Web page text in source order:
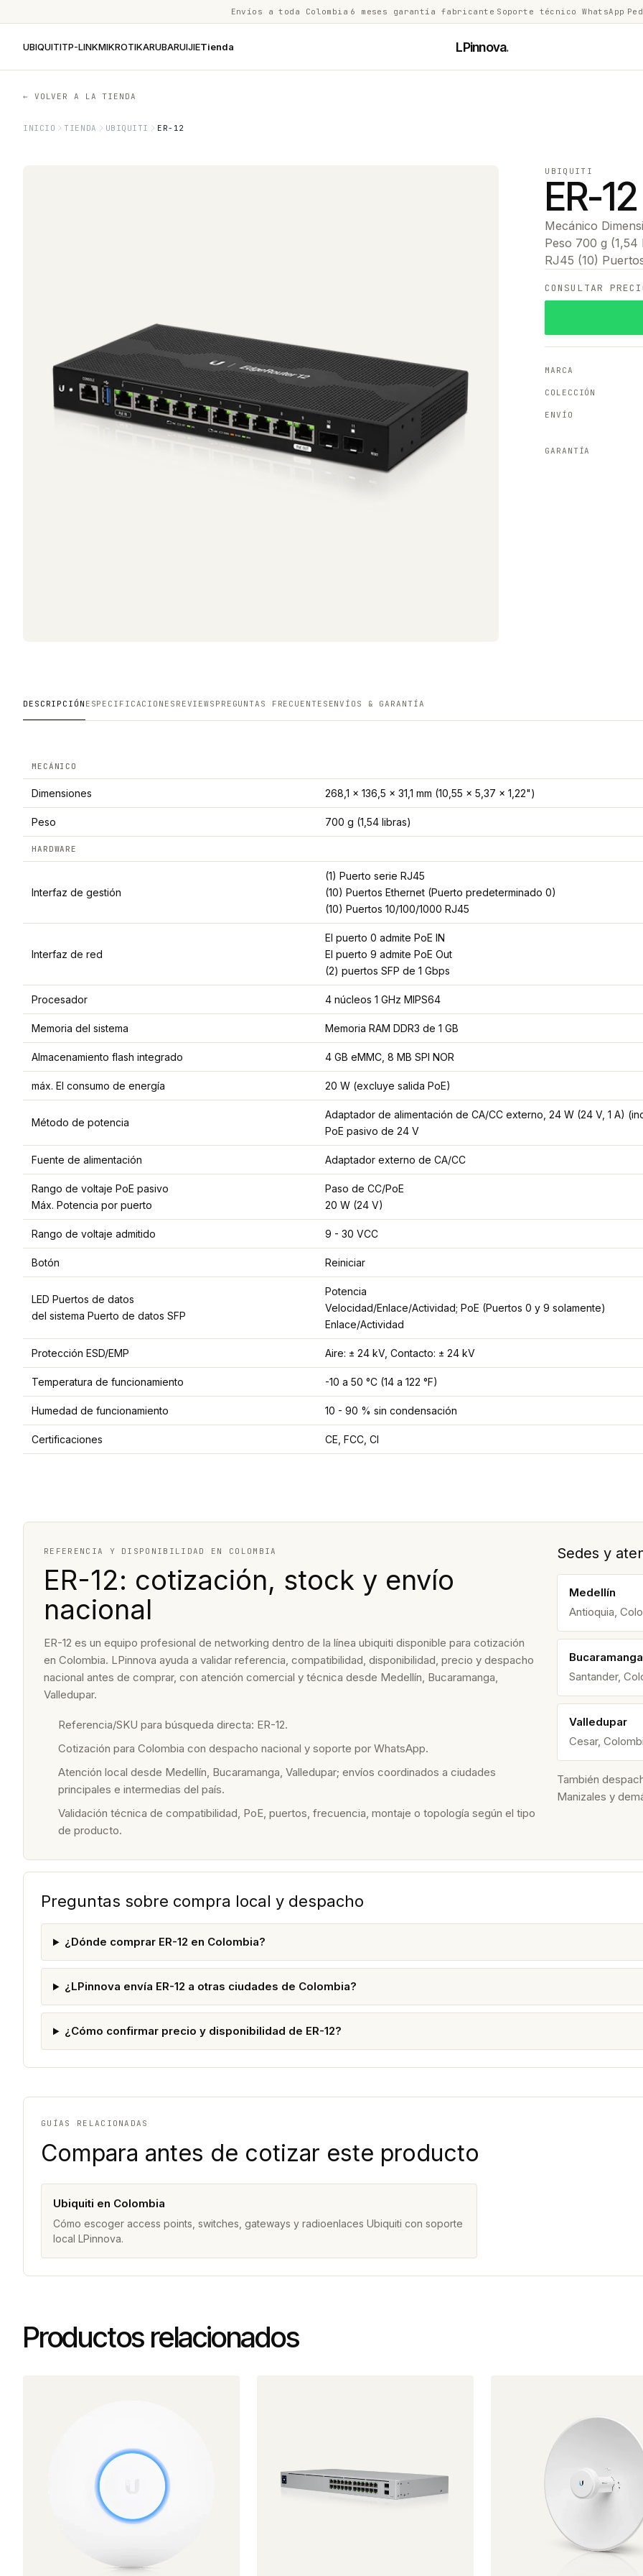
Envíos a toda Colombia 6 meses garantía fabricante Soporte técnico WhatsApp
UBIQUITITP-LINKMIKROTIKARUBARUIJIETienda LPinnova.
← VOLVER A LA TIENDA
INICIO TIENDA UBIQUITI ER-12
UBIQUITI
ER-12
Mecánico
Peso 700 g
RJ45 (10)
CONSULTAR
MARCA
COLECCIÓN
ENVÍO
GARANTÍA
DESCRIPCIÓN ESPECIFICACIONES REVIEWS PREGUNTAS FRECUENTES ENVÍOS & GARANTÍA
MECÁNICO
Dimensiones 268,1 x 136,5 x 31,1 mm (10,55 x 5,37 x 1,22")
Peso 700 g (1,54 libras)
HARDWARE
Interfaz de gestión
(1) Puerto serie RJ45
(10) Puertos Ethernet (Puerto predeterminado 0)
(10) Puertos 10/100/1000 RJ45
Interfaz de red
El puerto 0 admite PoE IN
El puerto 9 admite PoE Out
(2) puertos SFP de 1 Gbps
Procesador 4 núcleos 1 GHz MIPS64
Memoria del sistema Memoria RAM DDR3 de 1 GB
Almacenamiento flash integrado 4 GB eMMC, 8 MB SPI NOR
máx. El consumo de energía 20 W (excluye salida PoE)
Método de potencia
Adaptador de alimentación de CA/CC externo, 24 W (24 V, 1 A)
PoE pasivo de 24 V
Fuente de alimentación Adaptador externo de CA/CC
Rango de voltaje PoE pasivo
Máx. Potencia por puerto
Paso de CC/PoE
20 W (24 V)
Rango de voltaje admitido 9 - 30 VCC
Botón Reiniciar
LED Puertos de datos
del sistema Puerto de datos SFP
Potencia
Velocidad/Enlace/Actividad; PoE (Puertos 0 y 9 solamente)
Enlace/Actividad
Protección ESD/EMP Aire: ± 24 kV, Contacto: ± 24 kV
Temperatura de funcionamiento -10 a 50 °C (14 a 122 °F)
Humedad de funcionamiento 10 - 90 % sin condensación
Certificaciones CE, FCC, CI
REFERENCIA Y DISPONIBILIDAD EN COLOMBIA
ER-12: cotización, stock y envío
nacional
ER-12 es un equipo profesional de networking dentro de la línea ubiquiti disponible para cotización
en Colombia. LPinnova ayuda a validar referencia, compatibilidad, disponibilidad, precio y despacho
nacional antes de comprar, con atención comercial y técnica desde Medellín, Bucaramanga,
Valledupar.
Referencia/SKU para búsqueda directa: ER-12.
Cotización para Colombia con despacho nacional y soporte por WhatsApp.
Atención local desde Medellín, Bucaramanga, Valledupar; envíos coordinados a ciudades
principales e intermedias del país.
Validación técnica de compatibilidad, PoE, puertos, frecuencia, montaje o topología según el tipo
de producto.
Sedes y
Medellín
Antioquia,
Bucaramanga
Santander,
Valledupar
Cesar,
También
Manizales y
Preguntas sobre compra local y despacho
¿Dónde comprar ER-12 en Colombia?
¿LPinnova envía ER-12 a otras ciudades de Colombia?
¿Cómo confirmar precio y disponibilidad de ER-12?
GUÍAS RELACIONADAS
Compara antes de cotizar este producto
Ubiquiti en Colombia
Cómo escoger access points, switches, gateways y radioenlaces Ubiquiti con soporte
local LPinnova.
Productos relacionados